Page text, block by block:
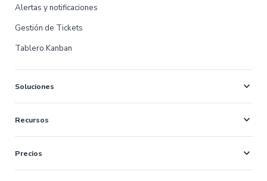
Alertas y notificaciones
Gestión de Tickets
Tablero Kanban
Soluciones expand_more
Recursos expand_more
Precios expand_more